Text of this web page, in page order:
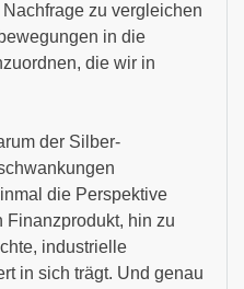
zu vergleichen
in die
die wir in
der Silber-
die Perspektive
Finanzprodukt, hin zu
industrielle
in sich trägt. Und genau